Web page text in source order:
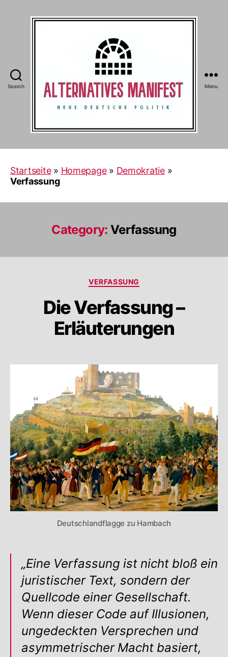
Search
Manifest
Menu
Startseite» Homepage» Demokratie»
Verfassung
Category: Verfassung
Categories
VERFASSUNG
Die Verfassung –
Erläuterungen
Deutschlandflagge zu Hambach
„Eine Verfassung ist nicht bloß ein
juristischer Text, sondern der
Quellcode einer Gesellschaft.
Wenn dieser Code auf Illusionen,
ungedeckten Versprechen und
asymmetrischer Macht basiert,